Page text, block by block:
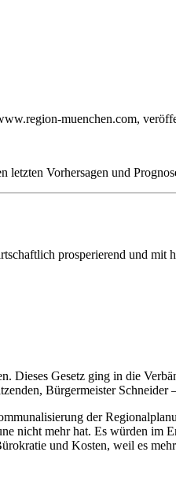
muenchen.com,
Vorhersagen und
prosperierend und mit
Dieses Gesetz ging in die
Bürgermeister Schneider
der
nicht mehr hat. Es würden im
und Kosten, weil es